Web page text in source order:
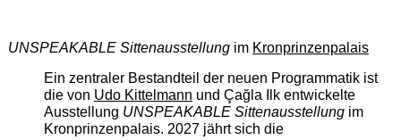
UNSPEAKABLE Sittenausstellungim Kronprinzenpalais
Ein zentraler Bestandteil der neuen Programmatik ist
die von Udo Kittelmann und Çağla Ilk entwickelte
Ausstellung UNSPEAKABLE Sittenausstellungim
Kronprinzenpalais. 2027 jährt sich die